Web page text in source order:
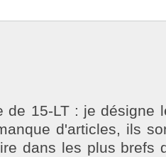
de 15-LT : je désigne
d'ar­ticles, ils
dans les plus brefs